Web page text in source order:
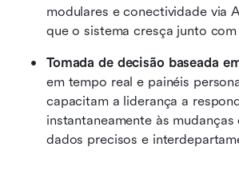
modulares e conectividade via
que o sistema cresça junto
Tomada de decisão baseada
em tempo real e painéis
capacitam a liderança a
instantaneamente às
dados precisos e